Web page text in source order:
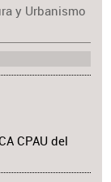
y Urbanismo
CPAU del